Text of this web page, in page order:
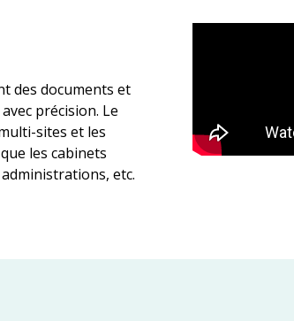
des documents et
précision. Le
sites et les
les cabinets
etc.